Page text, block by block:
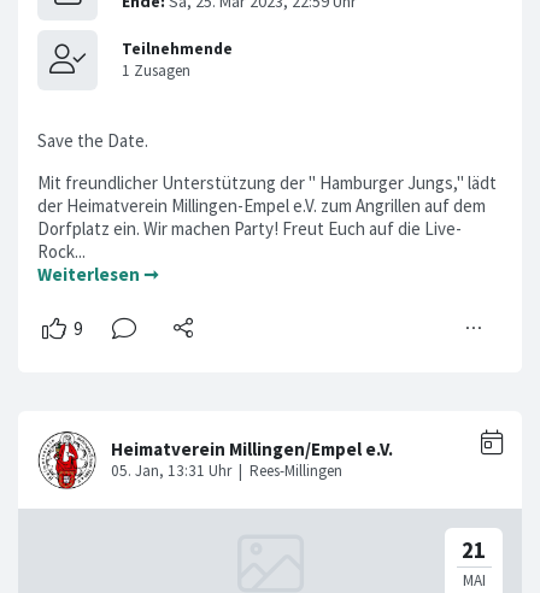
Save the Date.
Mit freundlicher Unterstützung der " Hamburger Jungs," lädt
der Heimatverein Millingen-Empel e.V. zum Angrillen auf dem
Dorfplatz ein. Wir machen Party! Freut Euch auf die Live-
Rock...
Weiterlesen ➞